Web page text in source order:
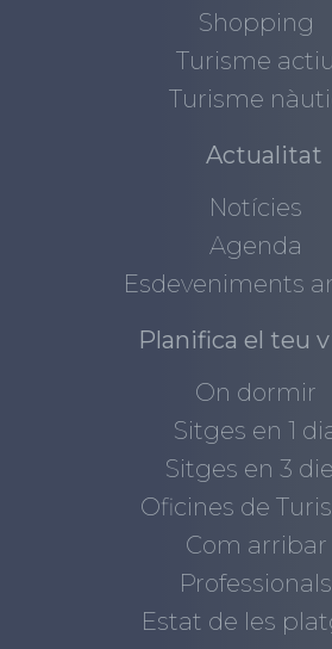
Shopping
Turisme actiu
Turisme
Actualitat
Notícies
Agenda
Esdeveniments
Planifica el teu
On dormir
Sitges en 1
Sitges en 3
Oficines de
Com arribar
Professionals
Estat de les